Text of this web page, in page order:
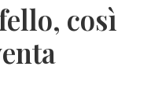
così